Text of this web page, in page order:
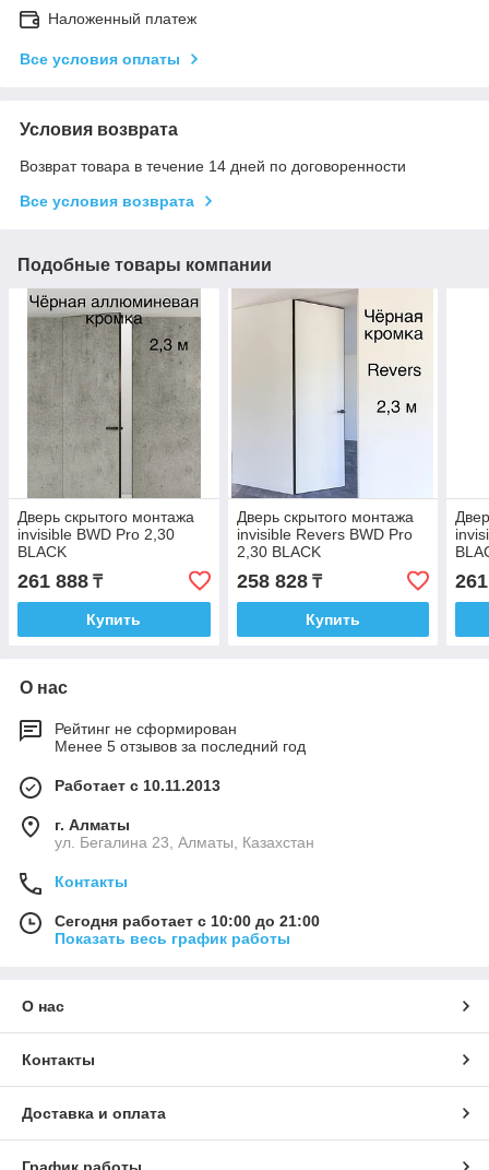
Наложенный платеж
Все условия оплаты
Условия возврата
Возврат товара в течение 14 дней по договоренности
Все условия возврата
Подобные товары компании
Дверь скрытого монтажа
invisible BWD Pro 2,30
BLACK
261 888 ₸
Купить
Дверь скрытого монтажа
invisible Revers BWD Pro
2,30 BLACK
258 828₸
Купить
О нас
Рейтинг не сформирован
Менее 5 отзывов за последний год
Работает с 10.11.2013
г. Алматы
ул. Бегалина 23, Алматы, Казахстан
Контакты
Сегодня работает с 10:00 до 21:00
Показать весь график работы
О нас
Контакты
Доставка и оплата